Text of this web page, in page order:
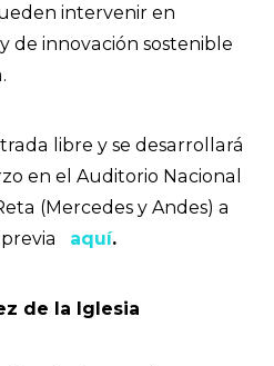
intervenir en
de innovación sostenible
libre y se desarrollará
en el Auditorio Nacional
(Mercedes y Andes) a
previa aquí.
de la Iglesia